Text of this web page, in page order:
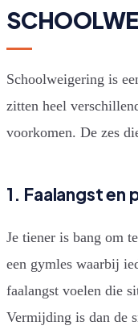
Schoolweigering is
zitten heel
voorkomen. De zes
1. Faalangst
Je tiener is bang om
een gymles waarbij
faalangst voelen die
Vermijding is dan de